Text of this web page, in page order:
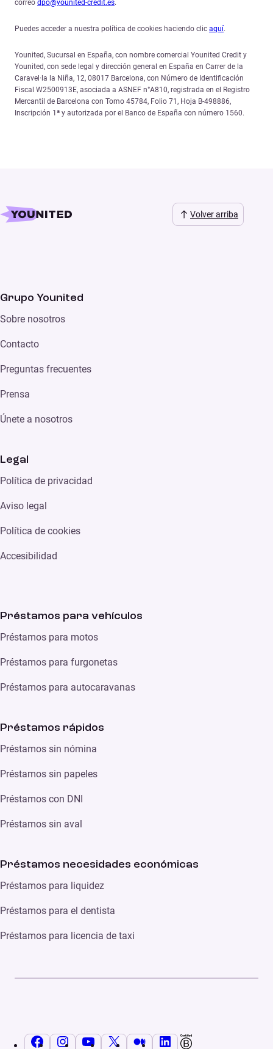
correo dpo@younited-credit.es.
Puedes acceder a nuestra política de cookies haciendo clic aquí.
Younited, Sucursal en España, con nombre comercial Younited Credit y
Younited, con sede legal y dirección general en España en Carrer de la
Caravel·la la Niña, 12, 08017 Barcelona, con Número de Identificación
Fiscal W2500913E, asociada a ASNEF n°A810, registrada en el Registro
Mercantil de Barcelona con Tomo 45784, Folio 71, Hoja B-498886,
Inscripción 1ª y autorizada por el Banco de España con número 1560.
Volver arriba
Grupo Younited
Sobre nosotros
Contacto
Preguntas frecuentes
Prensa
Únete a nosotros
Legal
Política de privacidad
Aviso legal
Política de cookies
Accesibilidad
Préstamos para vehículos
Préstamos para motos
Préstamos para furgonetas
Préstamos para autocaravanas
Préstamos rápidos
Préstamos sin nómina
Préstamos sin papeles
Préstamos con DNI
Préstamos sin aval
Préstamos necesidades económicas
Préstamos para liquidez
Préstamos para el dentista
Préstamos para licencia de taxi
FacebookInstagramYouTubeX MediumLinkedIn